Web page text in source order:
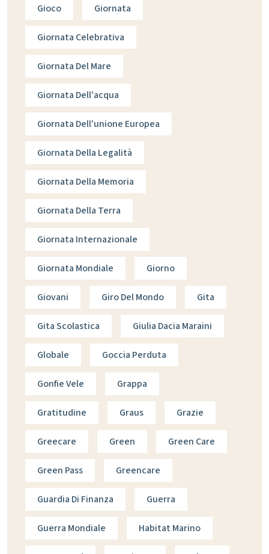
Gioco Giornata
Giornata Celebrativa
Giornata Del Mare
Giornata Dell'acqua
Giornata Dell'unione Europea
Giornata Della Legalità
Giornata Della Memoria
Giornata Della Terra
Giornata Internazionale
Giornata Mondiale Giorno
Giovani Giro Del Mondo Gita
Gita Scolastica Giulia Dacia Maraini
Globale Goccia Perduta
Gonfie Vele Grappa
Gratitudine Graus Grazie
Greecare Green Green Care
Green Pass Greencare
Guardia Di Finanza Guerra
Guerra Mondiale Habitat Marino